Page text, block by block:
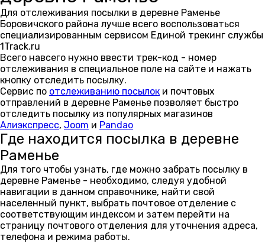
Для отслеживания посылки в деревне Раменье
Боровичского района лучше всего воспользоваться
специализированным сервисом Единой трекинг службы
1Track.ru
Всего навсего нужно ввести трек-код - номер
отслеживания в специальное поле на сайте и нажать
кнопку отследить посылку.
Сервис по отслеживанию посылок и почтовых
отправлений в деревне Раменье позволяет быстро
отследить посылку из популярных магазинов
Алиэкспресс, Joom и Pandao
Где находится посылка в деревне
Раменье
Для того чтобы узнать, где можно забрать посылку в
деревне Раменье - необходимо, следуя удобной
навигации в данном справочнике, найти свой
населенный пункт, выбрать почтовое отделение с
соответствующим индексом и затем перейти на
страницу почтового отделения для уточнения адреса,
телефона и режима работы.